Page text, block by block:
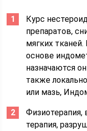
Курс
препаратов,
мягких
основе
назначаются
также
или мазь,
Физиотерапия,
терапия,